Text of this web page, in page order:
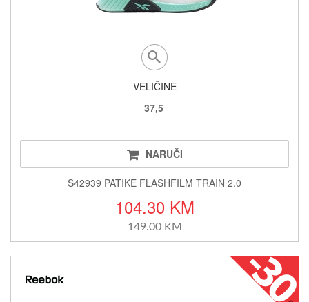
VELIČINE
37,5
NARUČI
S42939 PATIKE FLASHFILM TRAIN 2.0
104.30 KM
149.00 KM